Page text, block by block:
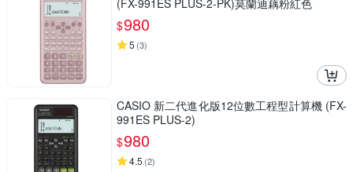
(FX-991ES PLUS-2-PK)莫蘭迪藕粉紅色
$980
5 (3)
CASIO 新二代進化版12位數工程型計算機 (FX-
991ES PLUS-2)
$980
4.5 (2)